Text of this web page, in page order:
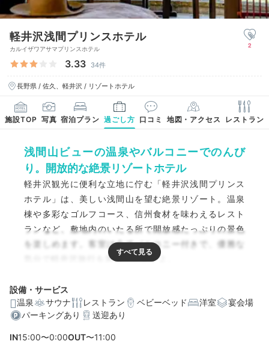
軽井沢浅間プリンスホテル
カルイザワアサマプリンスホテル
3.33 34件
長野県 / 佐久、軽井沢 / リゾートホテル
2
施設TOP 写真 宿泊プラン 過ごし方 口コミ 地図・アクセス レストラン
浅間山ビューの温泉やバルコニーでのんび
り。開放的な絶景リゾートホテル
軽井沢観光に便利な立地に佇む「軽井沢浅間プリンス
ホテル」は、美しい浅間山を望む絶景リゾート。温泉
棟や多彩なゴルフコース、信州食材を味わえるレスト
ランなど、敷地内のいたる所で開放感たっぷりの景色
を楽しめます。客室は全てバルコニー付きで、優雅な
気分で軽井沢旅行を満喫できますよ。
編集部おすすめの３つのポイント
設備・サービス
温泉
サウナ レストラン ベビーベッド 洋室
宴会場
パーキングあり
送迎あり
IN15:00〜0:00OUT〜11:00